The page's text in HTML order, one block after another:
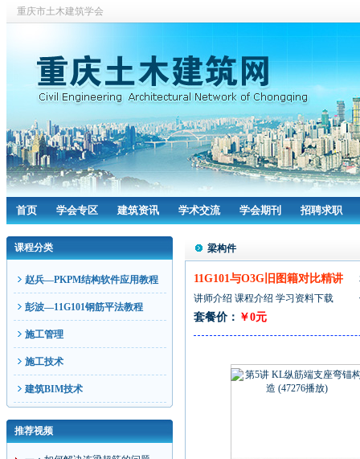
重庆市土木建筑学会
首页 学会专区 建筑资讯 学术交流 学会期刊 招聘求职
课程分类
赵兵—PKPM结构软件应用教程
彭波—11G101钢筋平法教程
施工管理
施工技术
建筑BIM技术
推荐视频
梁构件
11G101与O3G旧图籍对比精讲
讲师介绍 课程介绍 学习资料下载
套餐价： ￥0元